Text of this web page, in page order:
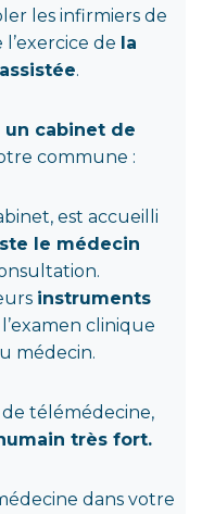
les infirmiers de
de la
.
un cabinet de
commune :
est accueilli
le médecin
instruments
clinique
médecin.
télémédecine,
très fort.
dans votre